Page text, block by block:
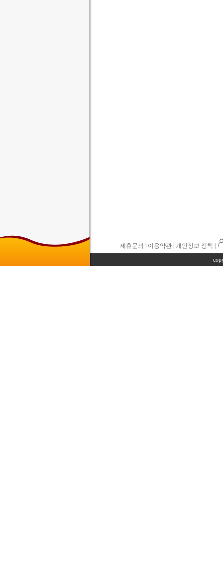
제휴문의 이용약관| 개인정보 정책 |